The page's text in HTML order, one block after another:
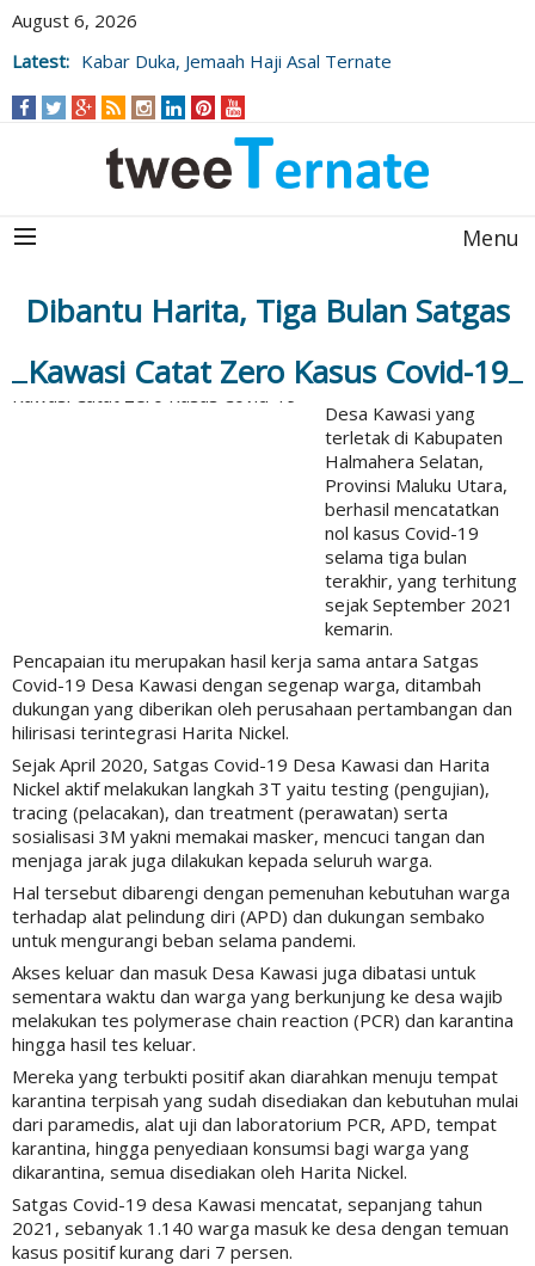
August 6, 2026
Latest: Kabar Duka, Jemaah Haji Asal Ternate
Menu
Dibantu Harita, Tiga Bulan Satgas
Kawasi Catat Zero Kasus Covid-19
Desa Kawasi yang
terletak di Kabupaten
Halmahera Selatan,
Provinsi Maluku Utara,
berhasil mencatatkan
nol kasus Covid-19
selama tiga bulan
terakhir, yang terhitung
sejak September 2021
kemarin.
Pencapaian itu merupakan hasil kerja sama antara Satgas
Covid-19 Desa Kawasi dengan segenap warga, ditambah
dukungan yang diberikan oleh perusahaan pertambangan dan
hilirisasi terintegrasi Harita Nickel.
Sejak April 2020, Satgas Covid-19 Desa Kawasi dan Harita
Nickel aktif melakukan langkah 3T yaitu testing (pengujian),
tracing (pelacakan), dan treatment (perawatan) serta
sosialisasi 3M yakni memakai masker, mencuci tangan dan
menjaga jarak juga dilakukan kepada seluruh warga.
Hal tersebut dibarengi dengan pemenuhan kebutuhan warga
terhadap alat pelindung diri (APD) dan dukungan sembako
untuk mengurangi beban selama pandemi.
Akses keluar dan masuk Desa Kawasi juga dibatasi untuk
sementara waktu dan warga yang berkunjung ke desa wajib
melakukan tes polymerase chain reaction (PCR) dan karantina
hingga hasil tes keluar.
Mereka yang terbukti positif akan diarahkan menuju tempat
karantina terpisah yang sudah disediakan dan kebutuhan mulai
dari paramedis, alat uji dan laboratorium PCR, APD, tempat
karantina, hingga penyediaan konsumsi bagi warga yang
dikarantina, semua disediakan oleh Harita Nickel.
Satgas Covid-19 desa Kawasi mencatat, sepanjang tahun
2021, sebanyak 1.140 warga masuk ke desa dengan temuan
kasus positif kurang dari 7 persen.